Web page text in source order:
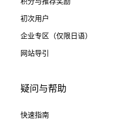
初次用户
企业专区（仅限日语）
网站导引
疑问与帮助
快速指南